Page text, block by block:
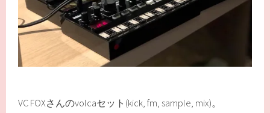
VC FOXさんのvolcaセット(kick, fm, sample, mix)。